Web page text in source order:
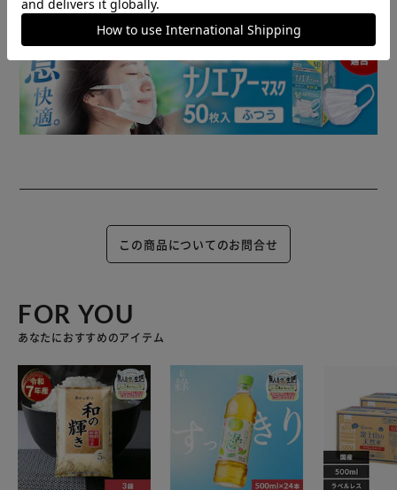
この商品についてのお問合せ
FOR YOU
あなたにおすすめのアイテム